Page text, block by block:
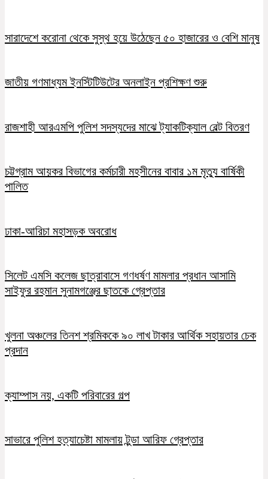
সারাদেশে করোনা থেকে সুস্থ হয়ে উঠেছেন ৫০ হাজারের ও বেশি মানুষ
জাতীয় গণমাধ্যম ইনস্টিটিউটের অনলাইন প্রশিক্ষণ শুরু
রাজশাহী আরএমপি পুলিশ সদস্যদের মাঝে ট্যাকটিক্যাল বেল্ট বিতরণ
চট্টগ্রাম আয়কর বিভাগের কর্মচারী মহসীনের বাবার ১ম মৃত্যু বার্ষিকী
পালিত
ঢাকা-আরিচা মহাসড়ক অবরোধ
সিলেট এমসি কলেজ ছাত্রাবাসে গণধর্ষণ মামলার প্রধান আসামি
সাইফুর রহমান সুনামগঞ্জের ছাতকে গ্রেপ্তার
খুলনা অঞ্চলের তিনশ শ্রমিককে ৯০ লাখ টাকার আর্থিক সহায়তার চেক
প্রদান
ক্যাম্পাস নয়, একটি পরিবারের গল্প
সাভারে পুলিশ হত্যাচেষ্টা মামলায় টুন্ডা আরিফ গ্রেপ্তার